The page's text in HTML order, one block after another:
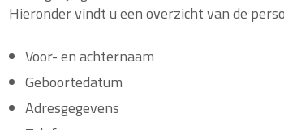
Hieronder vindt u een overzicht van de
Voor- en achternaam
Geboortedatum
Adresgegevens